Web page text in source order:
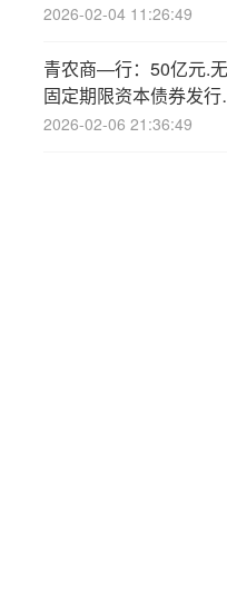
2026-02-04 11:26:49
青农商—行：50亿元.无
固定期限资本债券发行
毕
2026-02-06 21:36:49